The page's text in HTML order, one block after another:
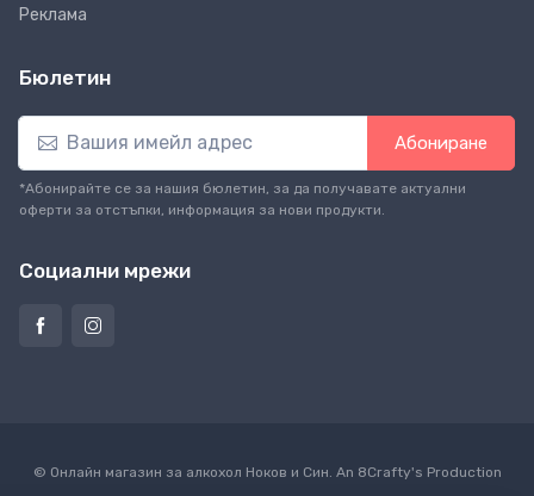
Реклама
Бюлетин
Абониране
*Абонирайте се за нашия бюлетин, за да получавате актуални
оферти за отстъпки, информация за нови продукти.
Социални мрежи
© Онлайн магазин за алкохол Ноков и Син. An 8Crafty's Production